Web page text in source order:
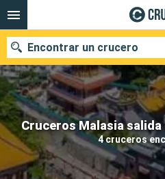
Cruceros Malasia salida
4 cruceros
Encontrar un crucero
Nuestros destinos
Fecha de salida